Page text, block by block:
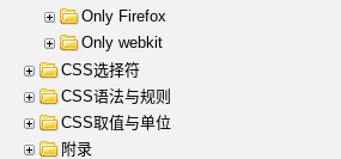
Only Firefox
Only webkit
CSS选择符
CSS语法与规则
CSS取值与单位
附录